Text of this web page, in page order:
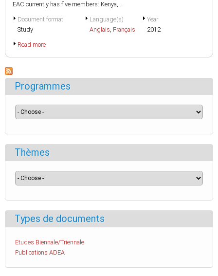
EAC currently has five members: Kenya,...
Document format
Study
Language(s)
Anglais, Français
Year
2012
Read more
Programmes
Thèmes
Types de documents
Etudes Biennale/Triennale
Publications ADEA